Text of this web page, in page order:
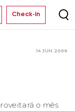
Check-in
14 JUN 2006
o mês